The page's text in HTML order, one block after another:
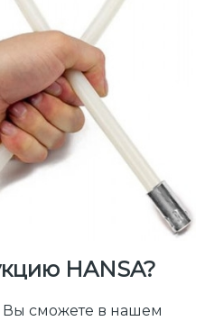
HANSA?
сможете в нашем